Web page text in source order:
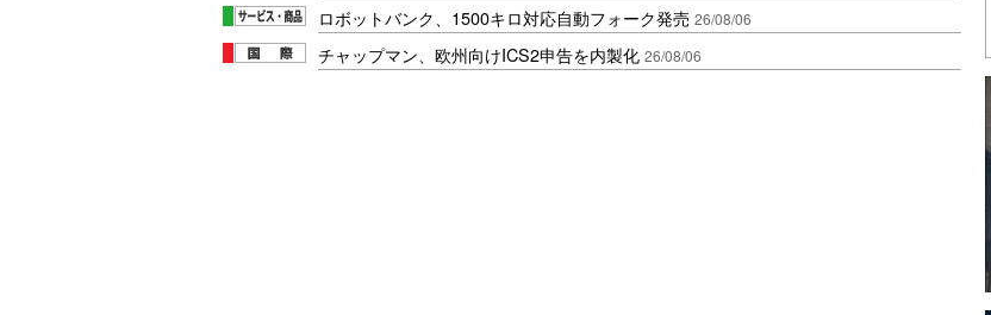
ロボットバンク、1500キロ対応自動フォーク発売 26/08/06
チャップマン、欧州向けICS2申告を内製化 26/08/06